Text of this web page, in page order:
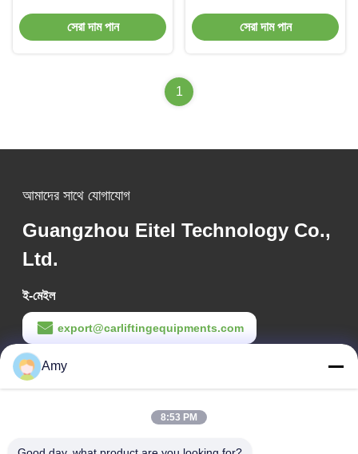
কর্মশালার জন্য
সেরা দাম পান
সেরা দাম পান
1
আমাদের সাথে যোগাযোগ
Guangzhou Eitel Technology Co.,
Ltd.
ই-মেইল
export@carliftingequipments.com
কাজের সময়
09:00-18:00
Amy
8:53 PM